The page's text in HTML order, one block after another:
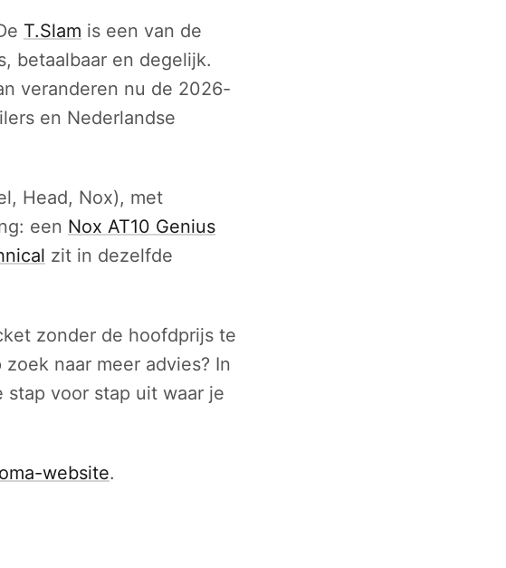
T.Slam is een van de
betaalbaar en degelijk.
veranderen nu de 2026-
en Nederlandse
Head, Nox), met
een Nox AT10 Genius
zit in dezelfde
zonder de hoofdprijs te
naar meer advies? In
stap voor stap uit waar je
website.